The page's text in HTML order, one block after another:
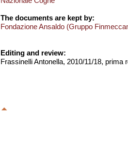
The documents are kept by:
Fondazione Ansaldo (Gruppo
Editing and review:
Frassinelli Antonella, 2010/11/18, prima